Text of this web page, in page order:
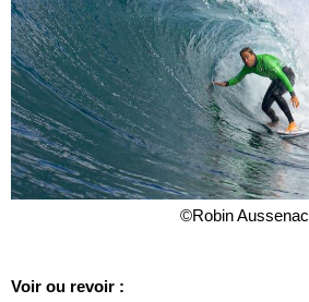
©Robin Aussenac
Voir ou revoir :